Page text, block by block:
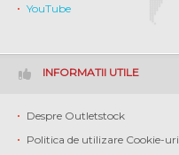
YouTube
INFORMATII UTILE
Despre Outletstock
Politica de utilizare Cookie-uri